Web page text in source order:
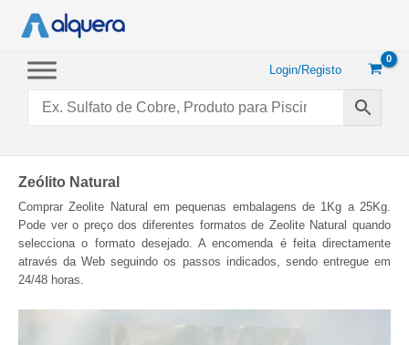
conteúdo
Login/Registo
Zeólito Natural
Comprar Zeolite Natural em pequenas embalagens de 1Kg a 25Kg.
Pode ver o preço dos diferentes formatos de Zeolite Natural quando
selecciona o formato desejado. A encomenda é feita directamente
através da Web seguindo os passos indicados, sendo entregue em
24/48 horas.